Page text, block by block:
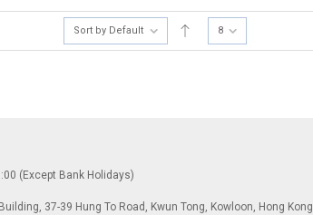
Sort by Default 8
(Except Bank Holidays)
37-39 Hung To Road, Kwun Tong, Kowloon, Hong Kong